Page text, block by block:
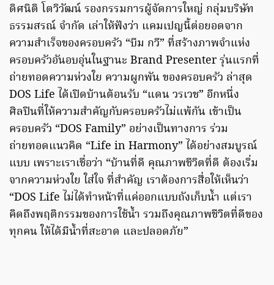
ดิศนิติ โตวิวัฒน์ รองกรรมการผู้จัดการใหญ่ กลุ่มบริษัท
ธรรมสรณ์ จำกัด เล่าให้ฟังว่า แคมเปญนี้ต่อยอดจาก
ความสำเร็จของครอบครัว “บีม กวี” ที่สร้างภาพจำแห่ง
ครอบครัวอันอบอุ่นในฐานะ Brand Presenter รุ่นแรกที่
ถ่ายทอดความห่วงใย ความผูกพัน ของครอบครัว ล่าสุด
DOS Life ได้เปิดบ้านต้อนรับ “แดน วรเวช” อีกหนึ่ง
ศิลปินที่ให้ความสำคัญกับครอบครัวไม่แพ้กัน เข้าเป็น
ครอบครัว “DOS Family” อย่างเป็นทางการ ร่วม
ถ่ายทอดแนวคิด “Life in Harmony” ได้อย่างสมบูรณ์
แบบ เพราะเราเชื่อว่า “บ้านที่ดี คุณภาพชีวิตที่ดี ต้องเริ่ม
จากความห่วงใย ใส่ใจ ที่สำคัญ เราต้องการสื่อให้เห็นว่า
“DOS Life ไม่ได้ทำหน้าที่แค่ออกแบบถังเก็บน้ำ แต่เรา
คิดถึงพฤติกรรมของการใช้น้ำ รวมถึงคุณภาพชีวิตที่ดีของ
ทุกคน ให้ได้มีน้ำที่สะอาด และปลอดภัย”